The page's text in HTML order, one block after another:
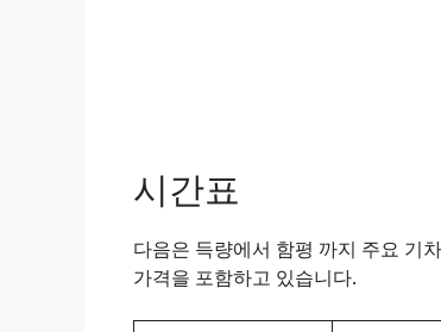
시간표
다음은 득량에서 함평 까지 주요 기
가격을 포함하고 있습니다.